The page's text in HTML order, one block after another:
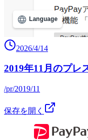
2026/4/14
2019年11月のプレ
/pr/2019/11
保存を開く